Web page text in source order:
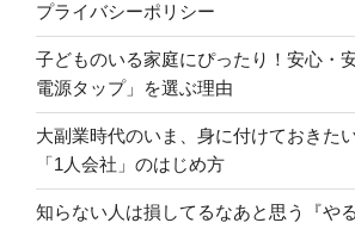
プライバシーポリシー
子どものいる家庭にぴったり！安心・
電源タップ」を選ぶ理由
大副業時代のいま、身に付けておきた
「1人会社」のはじめ方
知らない人は損してるなあと思う『や